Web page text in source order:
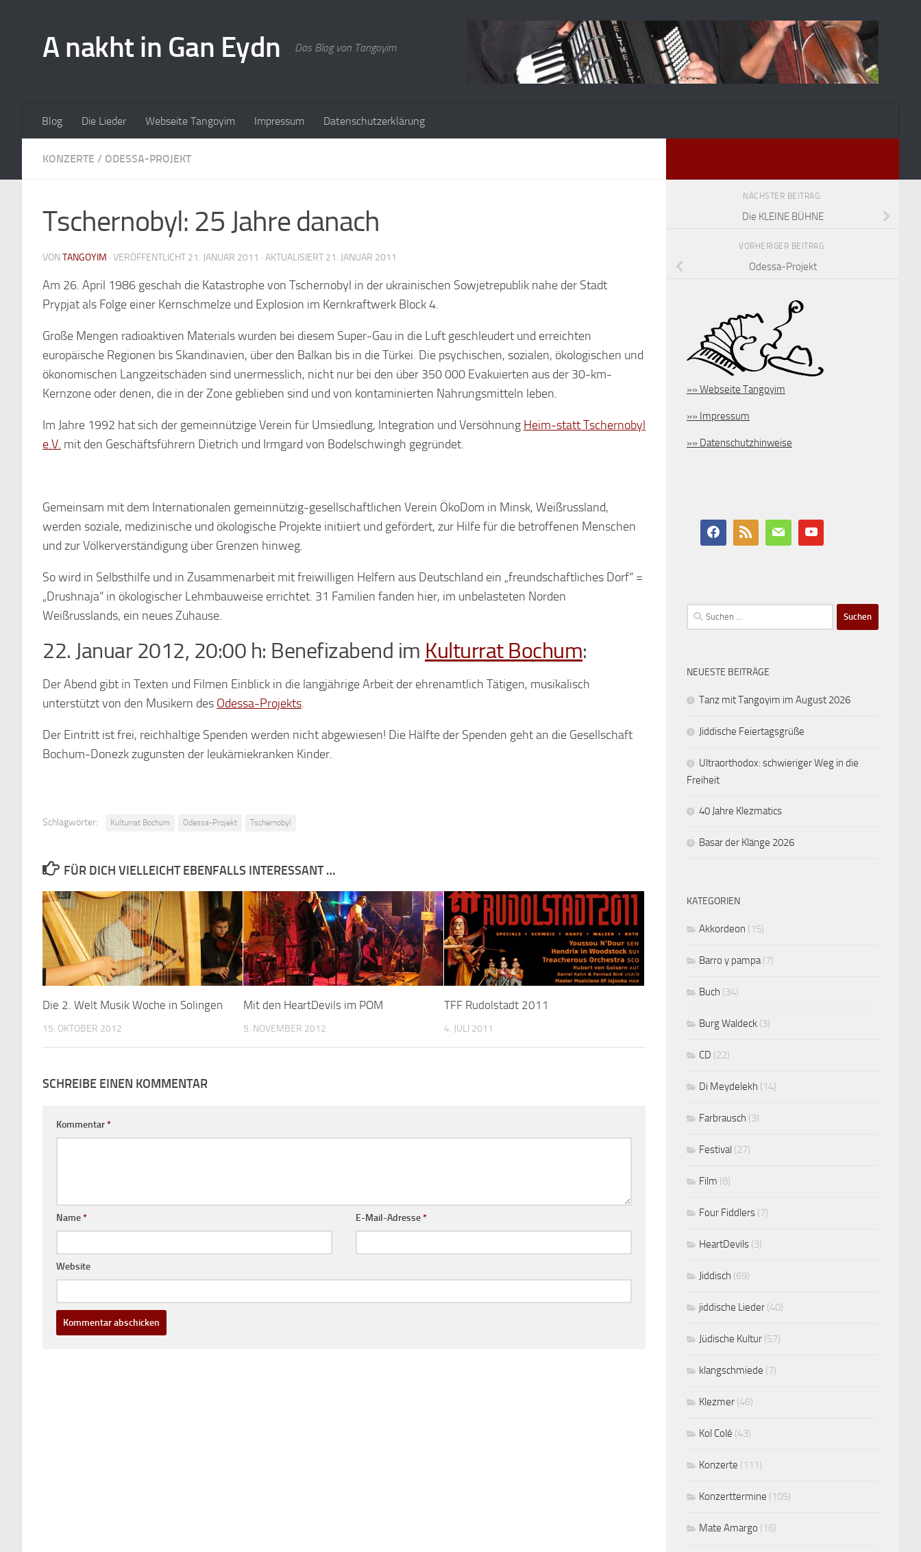
A nakht in Gan Eydn Das Blog von Tangoyim
Blog Die Lieder Webseite Tangoyim Impressum Datenschutzerklärung
KONZERTE / ODESSA-PROJEKT
Tschernobyl: 25 Jahre danach
VON TANGOYIM · VERÖFFENTLICHT 21. JANUAR 2011 · AKTUALISIERT 21. JANUAR 2011
Am 26. April 1986 geschah die Katastrophe von Tschernobyl in der ukrainischen Sowjetrepublik nahe der Stadt
Prypjat als Folge einer Kernschmelze und Explosion im Kernkraftwerk Block 4.
Große Mengen radioaktiven Materials wurden bei diesem Super-Gau in die Luft geschleudert und erreichten
europäische Regionen bis Skandinavien, über den Balkan bis in die Türkei. Die psychischen, sozialen, ökologischen und
ökonomischen Langzeitschäden sind unermesslich, nicht nur bei den über 350 000 Evakuierten aus der 30-km-
Kernzone oder denen, die in der Zone geblieben sind und von kontaminierten Nahrungsmitteln leben.
Im Jahre 1992 hat sich der gemeinnützige Verein für Umsiedlung, Integration und Versöhnung Heim-statt Tschernobyl
e.V. mit den Geschäftsführern Dietrich und Irmgard von Bodelschwingh gegründet.
Gemeinsam mit dem Internationalen gemeinnützig-gesellschaftlichen Verein ÖkoDom in Minsk, Weißrussland,
werden soziale, medizinische und ökologische Projekte initiiert und gefördert, zur Hilfe für die betroffenen Menschen
und zur Völkerverständigung über Grenzen hinweg.
So wird in Selbsthilfe und in Zusammenarbeit mit freiwilligen Helfern aus Deutschland ein „freundschaftliches Dorf“ =
„Drushnaja“ in ökologischer Lehmbauweise errichtet. 31 Familien fanden hier, im unbelasteten Norden
Weißrusslands, ein neues Zuhause.
22. Januar 2012, 20:00 h: Benefizabend im Kulturrat Bochum:
Der Abend gibt in Texten und Filmen Einblick in die langjährige Arbeit der ehrenamtlich Tätigen, musikalisch
unterstützt von den Musikern des Odessa-Projekts.
Der Eintritt ist frei, reichhaltige Spenden werden nicht abgewiesen! Die Hälfte der Spenden geht an die Gesellschaft
Bochum-Donezk zugunsten der leukämiekranken Kinder.
Schlagwörter: Kulturrat Bochum Odessa-Projekt Tschernobyl
FÜR DICH VIELLEICHT EBENFALLS INTERESSANT …
Die 2. Welt Musik Woche in Solingen
15. OKTOBER 2012
Mit den HeartDevils im POM
5. NOVEMBER 2012
TFF Rudolstadt 2011
4. JULI 2011
SCHREIBE EINEN KOMMENTAR
Kommentar*
Name* E-Mail-Adresse*
Website
NÄCHSTER BEITRAG
Die KLEINE BÜHNE
VORHERIGER BEITRAG
Odessa-Projekt
»» Webseite Tangoyim
»» Impressum
»» Datenschutzhinweise
Suchen
nach:
NEUESTE BEITRÄGE
Tanz mit Tangoyim im August 2026
Jiddische Feiertagsgrüße
Ultraorthodox: schwieriger Weg in die
Freiheit
40 Jahre Klezmatics
Basar der Klänge 2026
KATEGORIEN
Akkordeon (15)
Barro y pampa (7)
Buch (34)
Burg Waldeck (3)
CD (22)
Di Meydelekh (14)
Farbrausch (3)
Festival (27)
Film (8)
Four Fiddlers (7)
HeartDevils (3)
Jiddisch (69)
jiddische Lieder (40)
Jüdische Kultur (57)
klangschmiede (7)
Klezmer (46)
Kol Colé (43)
Konzerte (111)
Konzerttermine (105)
Mate Amargo (16)